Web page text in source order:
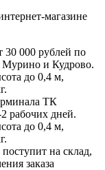
магазине
30 000 рублей по
Мурино и Кудрово.
до 0,4 м,
ТК
рабочих дней.
до 0,4 м,
на склад,
заказа